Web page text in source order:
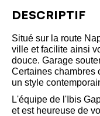
DESCRIPTIF
Situé sur la route
ville et facilite ainsi
douce. Garage
Certaines chambres
un style
L'équipe de l'Ibis
et est heureuse de